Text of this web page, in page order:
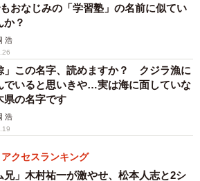
おなじみの「学習塾」の名前に似てい
か？
浩
」この名字、読めますか？ クジラ漁に
でいると思いきや…実は海に面していな
県の名字です
浩
アクセスランキング
兄」木村祐一が激やせ、松本人志と2シ